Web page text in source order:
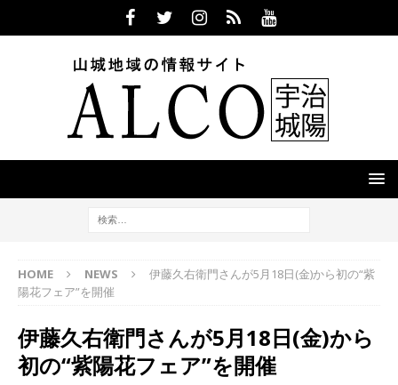
HOME NEWS
伊藤久右衛門さんが5月18日(金)から初の“紫
陽花フェア”を開催
伊藤久右衛門さんが5月18日(金)から
初の“紫陽花フェア”を開催